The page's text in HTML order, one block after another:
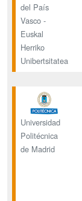
del País
Vasco -
Euskal
Herriko
Unibertsitatea
Universidad
Politécnica
de Madrid